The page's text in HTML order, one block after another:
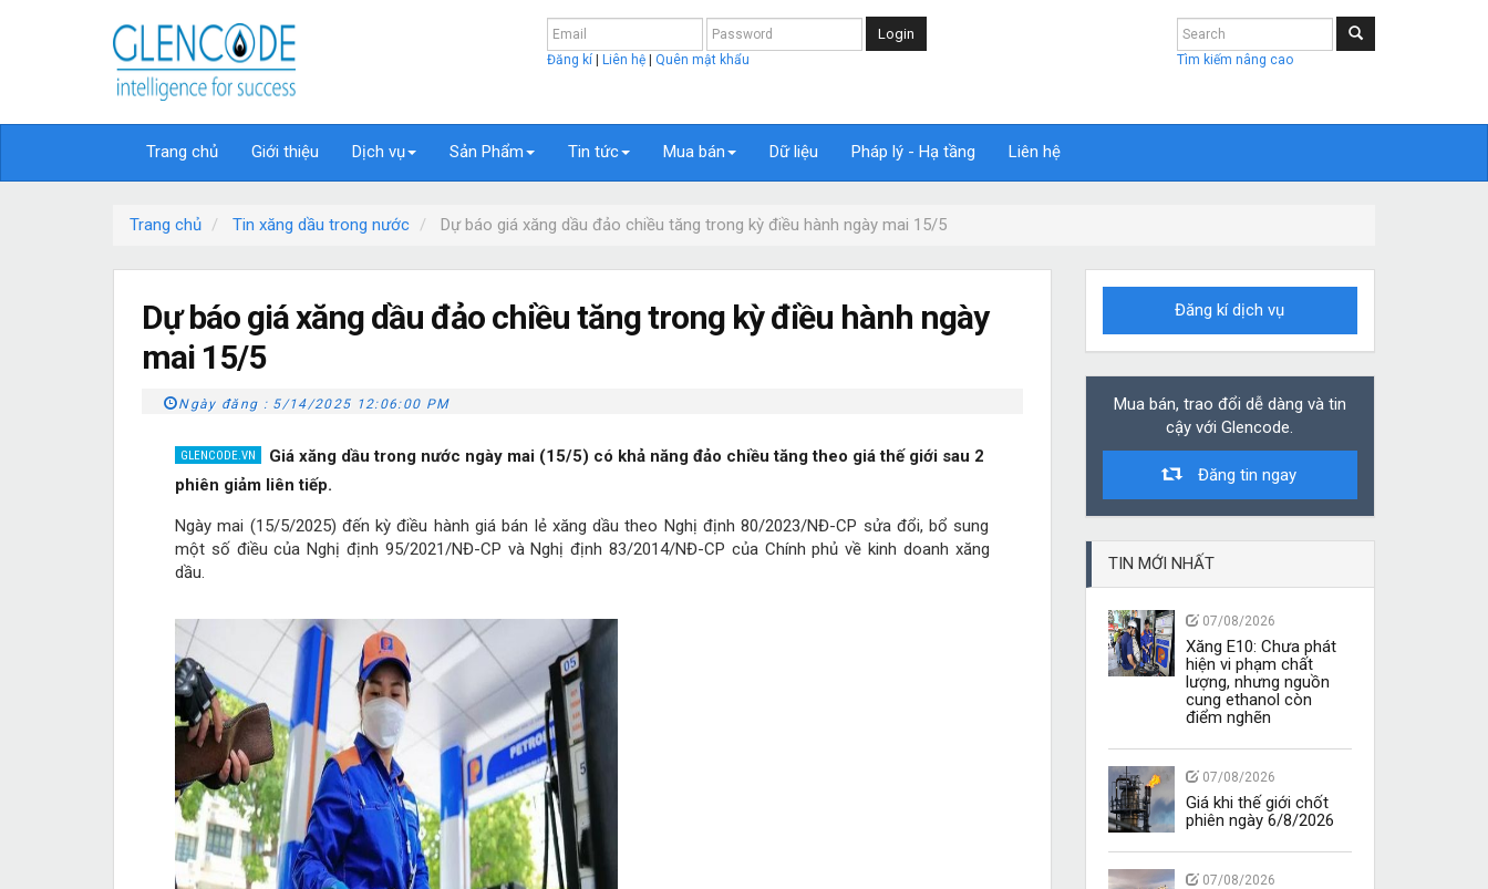
Login
Đăng kí Liên hệ Quên mật khẩu Tìm kiếm nâng cao
Trang chủ Giới thiệu Dịch vụ Sản Phẩm Tin tức Mua bán Dữ liệu Pháp lý - Hạ tầng Liên hệ
Trang chủ Tin xăng dầu trong nước Dự báo giá xăng dầu đảo chiều tăng trong kỳ điều hành ngày mai 15/5
Dự báo giá xăng dầu đảo chiều tăng trong kỳ điều hành ngày
mai 15/5
Ngày đăng : 5/14/2025 12:06:00 PM
Giá xăng dầu trong nước ngày mai (15/5) có khả năng đảo chiều tăng theo giá thế giới sau 2
phiên giảm liên tiếp.
Ngày mai (15/5/2025) đến kỳ điều hành giá bán lẻ xăng dầu theo Nghị định 80/2023/NĐ-CP sửa đổi, bổ sung
một số điều của Nghị định 95/2021/NĐ-CP và Nghị định 83/2014/NĐ-CP của Chính phủ về kinh doanh xăng
dầu.
Đăng kí dịch vụ
Mua bán, trao đổi dễ dàng và tin
cậy với Glencode.
Đăng tin ngay
TIN MỚI NHẤT
07/08/2026
Xăng E10: Chưa phát
hiện vi phạm chất
lượng, nhưng nguồn
cung ethanol còn
điểm nghẽn
07/08/2026
Giá khi thế giới chốt
phiên ngày 6/8/2026
07/08/2026